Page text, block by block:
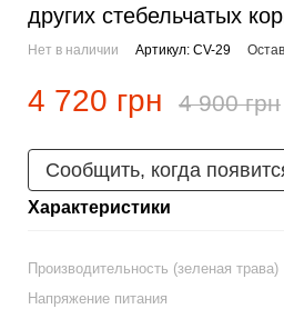
других стебельчатых
Нет в наличии Артикул: CV-29
4 720 грн 4 900 грн
Сообщить, когда
Характеристики
Производительность (зеленая трава)
Напряжение питания